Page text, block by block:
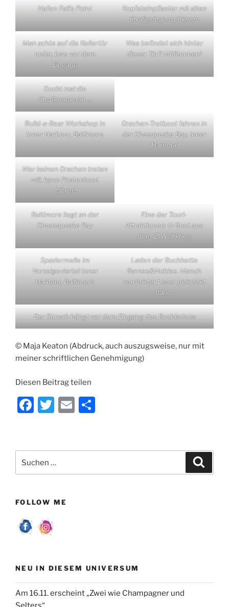
Hafen Fell’s Point
Kopfsteinpflaster mit alten
Straßenbahnschienen
Man achte auf die Kellertür
unter, bzw. vor dem
Eingang
Was befindet sich hinter
dieser Tür? Mülltonnen!
Guckt mal die
Straßennamen …
Build-a-Bear Workshop in
Inner Harbour, Baltimore
Drachen-Tretboot fahren in
der Chesapeake Bay, Inner
Harbour
Wer keinen Drachen treten
will, kann Piratenboot
fahren
Baltimore liegt an der
Cheasapeake Bay
Eine der Touri-
Attraktionen: U-Boot aus
dem 2. Weltkrieg
Spaziermeile im
Vorzeigeviertel Inner
Harbour, Baltimore
Laden der Buchkette
Barnes&Nobles. Manch
verrückter Leser picknickt
darin.
Der Spruch hängt vor dem Eingang des Buchladens
© Maja Keaton (Abdruck, auch auszugsweise, nur mit
meiner schriftlichen Genehmigung)
Diesen Beitrag teilen
F
e
b
o
k
T
er
E
l
n
nach:
FOLLOW ME
NEU IN DIESEM UNIVERSUM
Am 16.11. erscheint „Zwei wie Champagner und